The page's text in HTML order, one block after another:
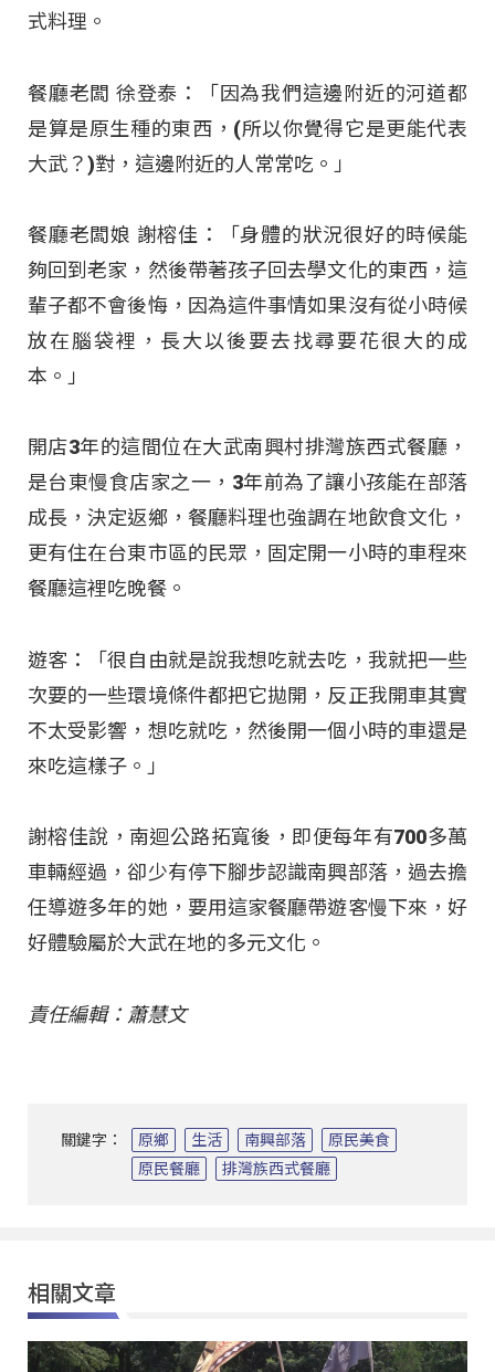
式料理。
餐廳老闆 徐登泰：「因為我們這邊附近的河道都
是算是原生種的東西，(所以你覺得它是更能代表
大武？)對，這邊附近的人常常吃。」
餐廳老闆娘 謝榕佳：「身體的狀況很好的時候能
夠回到老家，然後帶著孩子回去學文化的東西，這
輩子都不會後悔，因為這件事情如果沒有從小時候
放在腦袋裡，長大以後要去找尋要花很大的成
本。」
開店3年的這間位在大武南興村排灣族西式餐廳，
是台東慢食店家之一，3年前為了讓小孩能在部落
成長，決定返鄉，餐廳料理也強調在地飲食文化，
更有住在台東市區的民眾，固定開一小時的車程來
餐廳這裡吃晚餐。
遊客：「很自由就是說我想吃就去吃，我就把一些
次要的一些環境條件都把它拋開，反正我開車其實
不太受影響，想吃就吃，然後開一個小時的車還是
來吃這樣子。」
謝榕佳說，南迴公路拓寬後，即便每年有700多萬
車輛經過，卻少有停下腳步認識南興部落，過去擔
任導遊多年的她，要用這家餐廳帶遊客慢下來，好
好體驗屬於大武在地的多元文化。
責任編輯：蕭慧文
關鍵字： 原鄉 生活 南興部落
原民美食
原民餐廳
排灣族西式餐廳
相關文章